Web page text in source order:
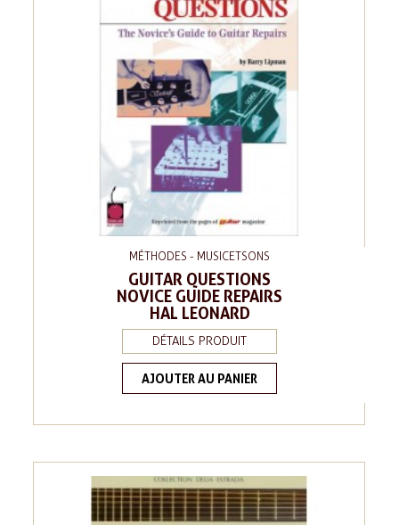
MÉTHODES - MUSICETSONS
GUITAR QUESTIONS
NOVICE GUIDE REPAIRS
HAL LEONARD
DÉTAILS PRODUIT
AJOUTER AU PANIER